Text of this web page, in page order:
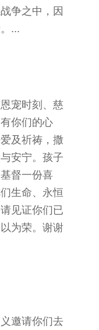
争之中，因
...
宠时刻、慈
你们的心
及祈祷，撒
安宁。孩子
督一份喜
生命、永恒
见证你们已
为荣。谢谢
邀请你们去